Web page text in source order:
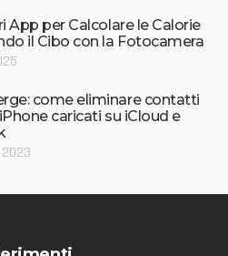
App per Calcolare le Calorie
il Cibo con la Fotocamera
come eliminare contatti
caricati su iCloud e